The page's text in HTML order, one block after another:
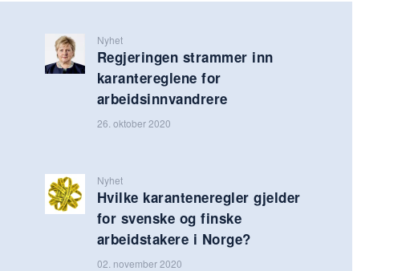
Nyhet
Regjeringen strammer inn
karantereglene for
arbeidsinnvandrere
26. oktober 2020
Nyhet
Hvilke karanteneregler gjelder
for svenske og finske
arbeidstakere i Norge?
02. november 2020